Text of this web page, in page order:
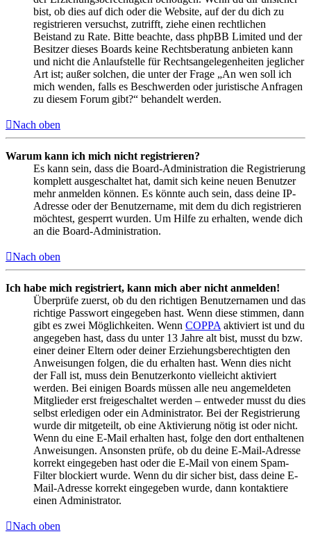
bist, ob dies auf dich oder die Website, auf der du dich zu
registrieren versuchst, zutrifft, ziehe einen rechtlichen
Beistand zu Rate. Bitte beachte, dass phpBB Limited und der
Besitzer dieses Boards keine Rechtsberatung anbieten kann
und nicht die Anlaufstelle für Rechtsangelegenheiten jeglicher
Art ist; außer solchen, die unter der Frage „An wen soll ich
mich wenden, falls es Beschwerden oder juristische Anfragen
zu diesem Forum gibt?“ behandelt werden.
Nach oben
Warum kann ich mich nicht registrieren?
Es kann sein, dass die Board-Administration die Registrierung
komplett ausgeschaltet hat, damit sich keine neuen Benutzer
mehr anmelden können. Es könnte auch sein, dass deine IP-
Adresse oder der Benutzername, mit dem du dich registrieren
möchtest, gesperrt wurden. Um Hilfe zu erhalten, wende dich
an die Board-Administration.
Nach oben
Ich habe mich registriert, kann mich aber nicht anmelden!
Überprüfe zuerst, ob du den richtigen Benutzernamen und das
richtige Passwort eingegeben hast. Wenn diese stimmen, dann
gibt es zwei Möglichkeiten. Wenn COPPA aktiviert ist und du
angegeben hast, dass du unter 13 Jahre alt bist, musst du bzw.
einer deiner Eltern oder deiner Erziehungsberechtigten den
Anweisungen folgen, die du erhalten hast. Wenn dies nicht
der Fall ist, muss dein Benutzerkonto vielleicht aktiviert
werden. Bei einigen Boards müssen alle neu angemeldeten
Mitglieder erst freigeschaltet werden – entweder musst du dies
selbst erledigen oder ein Administrator. Bei der Registrierung
wurde dir mitgeteilt, ob eine Aktivierung nötig ist oder nicht.
Wenn du eine E-Mail erhalten hast, folge den dort enthaltenen
Anweisungen. Ansonsten prüfe, ob du deine E-Mail-Adresse
korrekt eingegeben hast oder die E-Mail von einem Spam-
Filter blockiert wurde. Wenn du dir sicher bist, dass deine E-
Mail-Adresse korrekt eingegeben wurde, dann kontaktiere
einen Administrator.
Nach oben